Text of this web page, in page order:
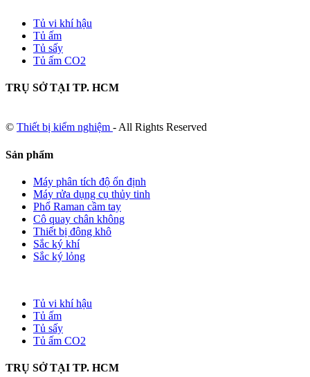
Tủ vi khí hậu
Tủ ấm
Tủ sấy
Tủ ấm CO2
TRỤ SỞ TẠI TP. HCM
© Thiết bị kiểm nghiệm - All Rights Reserved
Sản phẩm
Máy phân tích độ ổn định
Máy rửa dụng cụ thủy tinh
Phổ Raman cầm tay
Cô quay chân không
Thiết bị đông khô
Sắc ký khí
Sắc ký lỏng
Tủ vi khí hậu
Tủ ấm
Tủ sấy
Tủ ấm CO2
TRỤ SỞ TẠI TP. HCM